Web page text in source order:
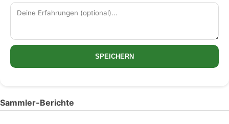
SPEICHERN
Sammler-Berichte